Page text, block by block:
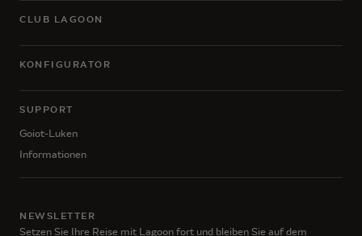
CLUB LAGOON
KONFIGURATOR
SUPPORT
Goiot-Luken
Informationen
NEWSLETTER
Setzen Sie Ihre Reise mit Lagoon fort und bleiben Sie auf dem